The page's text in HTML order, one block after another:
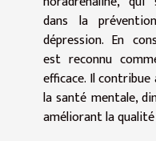
dans la
dépression. En
est reconnu
efficace. Il
la santé mentale,
améliorant la